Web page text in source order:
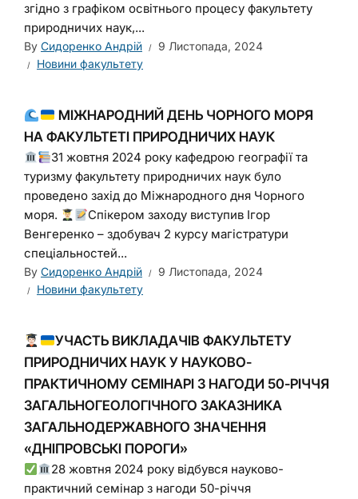
згідно з графіком освітнього процесу факультету
природничих наук,...
By Сидоренко Андрій
9 Листопада, 2024
Новини факультету
МІЖНАРОДНИЙ ДЕНЬ ЧОРНОГО МОРЯ
НА ФАКУЛЬТЕТІ ПРИРОДНИЧИХ НАУК
31 жовтня 2024 року кафедрою географії та
туризму факультету природничих наук було
проведено захід до Міжнародного дня Чорного
моря.
Спікером заходу виступив Ігор
Венгеренко – здобувач 2 курсу магістратури
спеціальностей...
By Сидоренко Андрій
9 Листопада, 2024
Новини факультету
УЧАСТЬ ВИКЛАДАЧІВ ФАКУЛЬТЕТУ
ПРИРОДНИЧИХ НАУК У НАУКОВО-
ПРАКТИЧНОМУ СЕМІНАРІ З НАГОДИ 50-РІЧЧЯ
ЗАГАЛЬНОГЕОЛОГІЧНОГО ЗАКАЗНИКА
ЗАГАЛЬНОДЕРЖАВНОГО ЗНАЧЕННЯ
«ДНІПРОВСЬКІ ПОРОГИ»
28 жовтня 2024 року відбувся науково-
практичний семінар з нагоди 50-річчя